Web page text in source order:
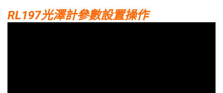
RL197光澤計參數設置操作